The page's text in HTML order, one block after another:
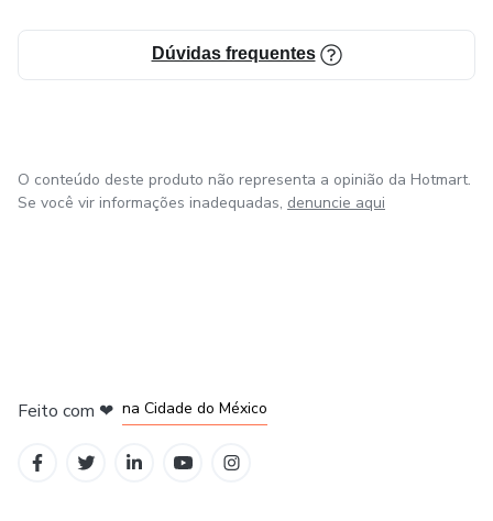
Dúvidas frequentes
O conteúdo deste produto não representa a opinião da Hotmart.
Se você vir informações inadequadas, denuncie aqui
Feito com ❤ na Cidade do México